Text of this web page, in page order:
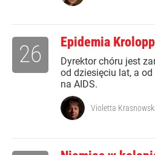
Epidemia
Dyrektor chóru jest
od dziesięciu lat, a
na AIDS.
26
Violetta